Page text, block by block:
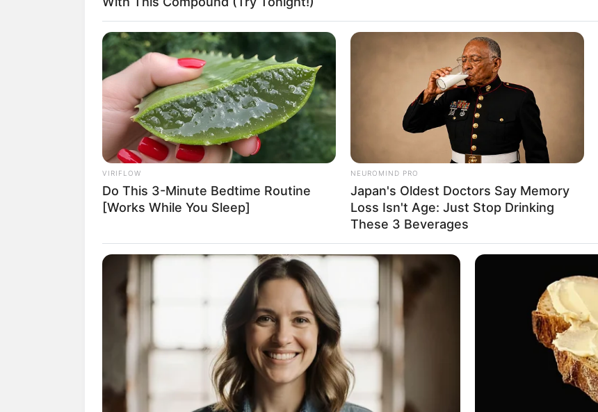
2. Atau bisa juga menggunakan gelas logam bekas yang tak terpakai, cocok
untuk dekorasivintage
VIRIFLOW
Do This 3-Minute Bedtime Routine
[Works While You Sleep]
NEUROMIND PRO
Japan's Oldest Doctors Say Memory
Loss Isn't Age: Just Stop Drinking
These 3 Beverages